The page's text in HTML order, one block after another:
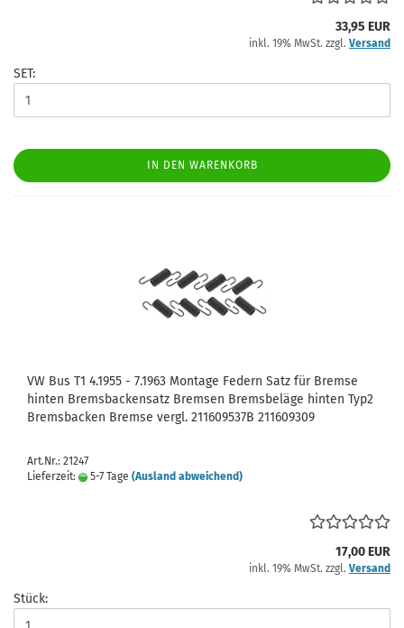
33,95 EUR
inkl. 19% MwSt. zzgl. Versand
SET:
IN DEN WARENKORB
VW Bus T1 4.1955 - 7.1963 Montage Federn Satz für Bremse
hinten Bremsbackensatz Bremsen Bremsbeläge hinten Typ2
Bremsbacken Bremse vergl. 211609537B 211609309
Art.Nr.: 21247
Lieferzeit:
5-7 Tage (Ausland abweichend)
17,00 EUR
inkl. 19% MwSt. zzgl. Versand
Stück: